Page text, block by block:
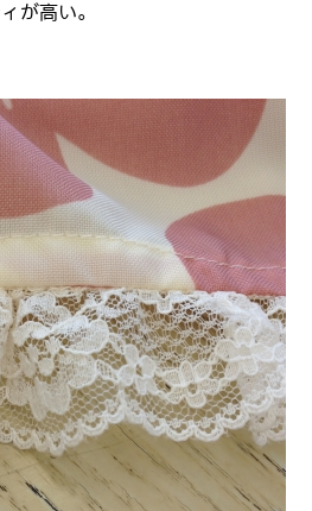
が高い。